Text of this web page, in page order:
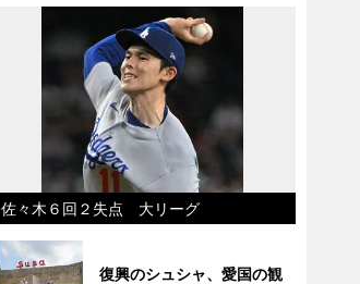
佐々木６回２失点 大リーグ
復興のシュシャ、愛国の観